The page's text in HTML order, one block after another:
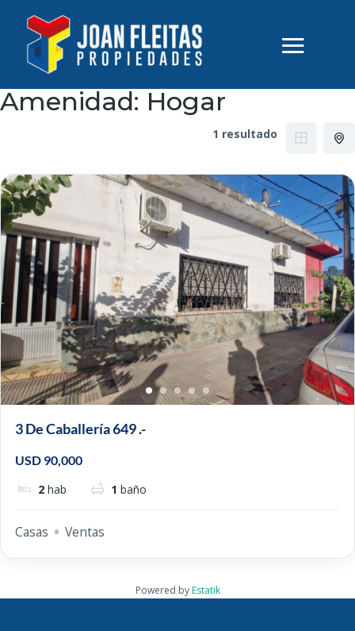
Amenidad: Hogar
1 resultado
3 De Caballería 649 .-
USD 90,000
2 hab 1 baño
Casas Ventas
Powered by Estatik